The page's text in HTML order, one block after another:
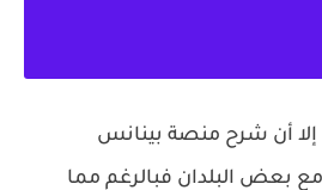
أن شرح منصة بينانس
مع بعض البلدان فبالرغم مما